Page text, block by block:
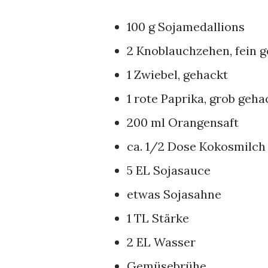
100 g Sojamedallions
2 Knoblauchzehen, fein
1 Zwiebel, gehackt
1 rote Paprika, grob
200 ml Orangensaft
ca. 1/2 Dose Kokosmilch
5 EL Sojasauce
etwas Sojasahne
1 TL Stärke
2 EL Wasser